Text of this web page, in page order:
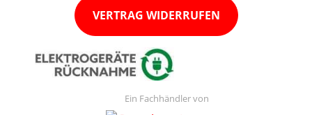
VERTRAG WIDERRUFEN
Ein Fachhändler von